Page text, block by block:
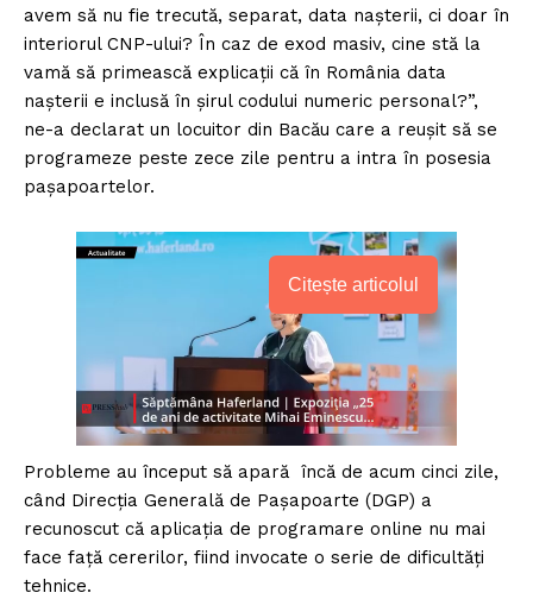
avem să nu fie trecută, separat, data naşterii, ci doar în
interiorul CNP-ului? În caz de exod masiv, cine stă la
vamă să primească explicaţii că în România data
naşterii e inclusă în şirul codului numeric personal?”,
ne-a declarat un locuitor din Bacău care a reuşit să se
programeze peste zece zile pentru a intra în posesia
paşapoartelor.
Citește articolul
Probleme au început să apară încă de acum cinci zile,
când Direcţia Generală de Paşapoarte (DGP) a
recunoscut că aplicaţia de programare online nu mai
face faţă cererilor, fiind invocate o serie de dificultăţi
tehnice.